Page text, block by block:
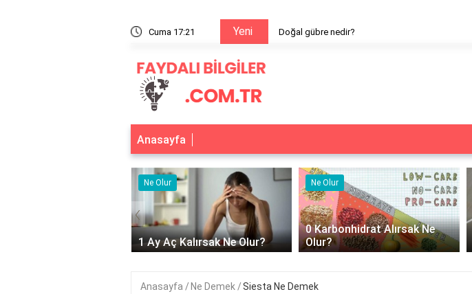
Cuma 17:21 Yeni Doğal gübre nedir?
Anasayfa
Ne Olur
1 Ay Aç Kalırsak Ne Olur?
Ne Olur
0 Karbonhidrat Alırsak Ne
Olur?
‹
Anasayfa Ne Demek Siesta Ne Demek